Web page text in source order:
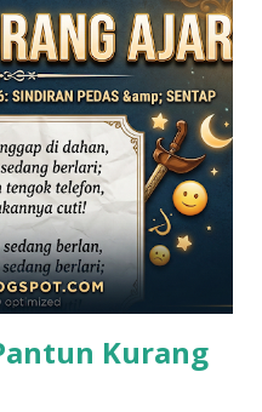
Hal ini disebabkan,
dapat membakar 12
dapat Mencegah
Tekanan Darah Tinggi,
Inginkan wajah kekal
untuk lebih kerap
zakar, lebih daripada
Kurang